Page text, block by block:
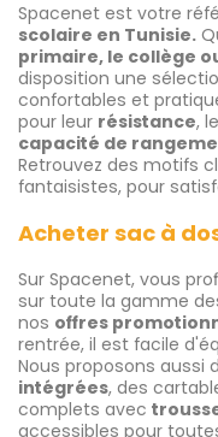
Spacenet est votre
scolaire en Tunisie.
primaire, le collège
disposition une
confortables et
pour leur résistance,
capacité de
Retrouvez des motifs
fantaisistes, pour
Acheter sac à
Sur Spacenet, vous
sur toute la gamme
nos offres
rentrée, il est facile
Nous proposons aussi
intégrées, des
complets avec
accessibles pour